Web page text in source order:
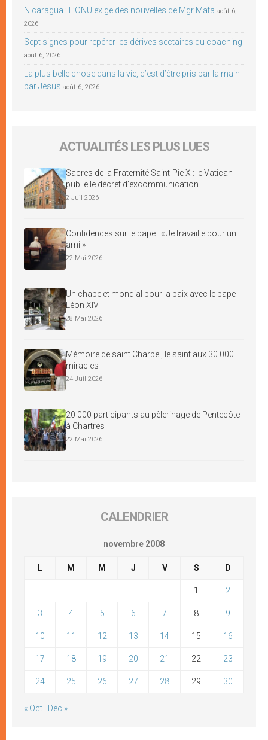
Nicaragua : L’ONU exige des nouvelles de Mgr Mata août 6,
2026
Sept signes pour repérer les dérives sectaires du coaching
août 6, 2026
La plus belle chose dans la vie, c’est d’être pris par la main
par Jésus août 6, 2026
ACTUALITÉS LES PLUS LUES
Sacres de la Fraternité Saint-Pie X : le Vatican
publie le décret d’excommunication
2 Juil 2026
Confidences sur le pape : « Je travaille pour un
ami »
22 Mai 2026
Un chapelet mondial pour la paix avec le pape
Léon XIV
28 Mai 2026
Mémoire de saint Charbel, le saint aux 30 000
miracles
24 Juil 2026
20 000 participants au pèlerinage de Pentecôte
à Chartres
22 Mai 2026
CALENDRIER
novembre 2008
L M M J V S D
1 2
3 4 5 6 7 8 9
10 11 12 13 14 15 16
17 18 19 20 21 22 23
24 25 26 27 28 29 30
« Oct Déc »